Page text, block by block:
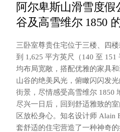
阿尔卑斯山滑雪度假
谷及高雪维尔 1850
三卧室尊贵住宅位于三楼、四
到 1,625 平方英尺（140 至
均布局宽敞，搭配优雅的家具
山谷的绝美风光，俯瞰闪闪发
街景，尽情感受高雪维尔 1850
尽兴一日后，回到舒适雅致的
区放松身心。知名设计师 Alain
套舒适的住宅营造了一种神奇